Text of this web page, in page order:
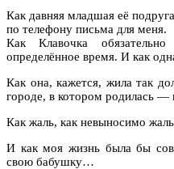
Как давняя младшая её
по телефону письма для меня.
Как Клавочка
определённое время. И как
Как она, кажется, жила так
городе, в котором родилась —
Как жаль, как невыносимо
И как моя жизнь была бы
свою бабушку…